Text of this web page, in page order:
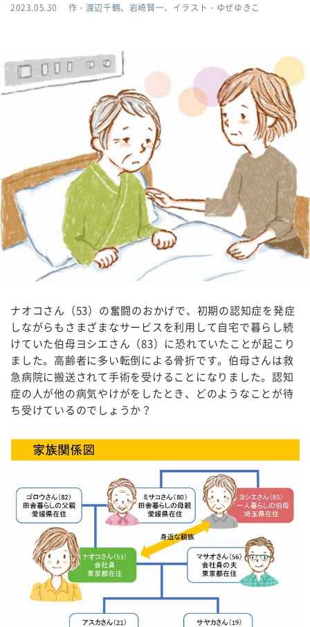
2023.05.30 作・渡辺千鶴、岩崎賢一、イラスト・ゆぜゆきこ
ナオコさん（53）の奮闘のおかげで、初期の認知症を発症
しながらもさまざまなサービスを利用して自宅で暮らし続
けていた伯母ヨシエさん（83）に恐れていたことが起こり
ました。高齢者に多い転倒による骨折です。伯母さんは救
急病院に搬送されて手術を受けることになりました。認知
症の人が他の病気やけがをしたとき、どのようなことが待
ち受けているのでしょうか？